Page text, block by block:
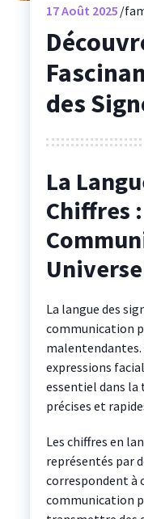
17Août 2025
des
La
Chiffres
La langue des
communication
malentendantes.
expressions
essentiel dans
précises et
Les chiffres en
représentés par
correspondent à
communication